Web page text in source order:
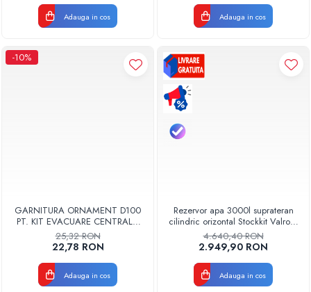
Adauga in cos Adauga in cos
-10%
GARNITURA ORNAMENT D100
PT. KIT EVACUARE CENTRALA
FGGE100
25,32 RON
22,78 RON
Adauga in cos
Rezervor apa 3000l suprateran
cilindric orizontal Stockkit Valrom
49013000001
4.640,40 RON
2.949,90 RON
Adauga in cos